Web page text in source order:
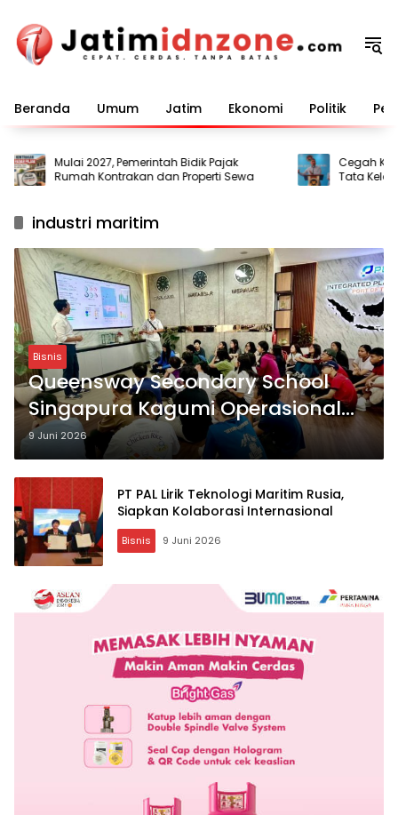
konten
Beranda Umum Jatim Ekonomi Politik
Mulai 2027, Pemerintah Bidik Pajak
Rumah Kontrakan dan Properti Sewa
Cegah
Tata Kelola
industri maritim
Bisnis
Queensway Secondary School
Singapura Kagumi Operasional
Green & Smart Port Teluk Lamong
9 Juni 2026
PT PAL Lirik Teknologi Maritim Rusia,
Siapkan Kolaborasi Internasional
Bisnis 9 Juni 2026